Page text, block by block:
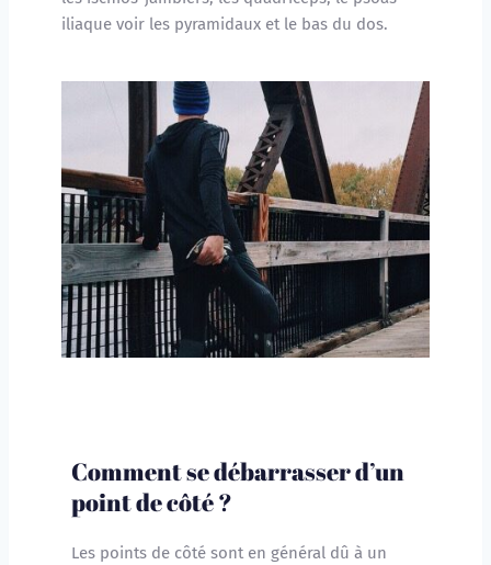
iliaque voir les pyramidaux et le bas du dos.
Comment se débarrasser d’un
point de côté ?
Les points de côté sont en général dû à un